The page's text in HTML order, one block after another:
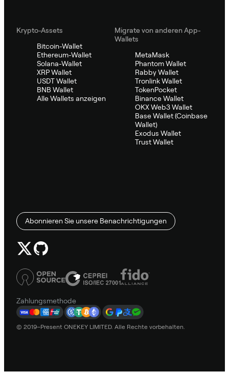
Krypto-Assets
Bitcoin-Wallet
Ethereum-Wallet
Solana-Wallet
XRP Wallet
USDT Wallet
BNB Wallet
Alle Wallets anzeigen
Migrate von anderen App-
Wallets
MetaMask
Phantom Wallet
Rabby Wallet
Tronlink Wallet
TokenPocket
Binance Wallet
OKX Web3 Wallet
Base Wallet (Coinbase
Wallet)
Exodus Wallet
Trust Wallet
Abonnieren Sie unsere Benachrichtigungen
Zahlungsmethode
© 2019–Present ONEKEY LIMITED. Alle Rechte vorbehalten.